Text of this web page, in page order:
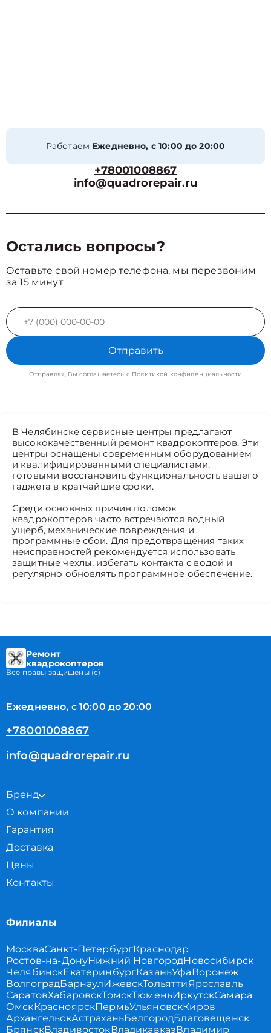
Работаем Ежедневно, с 10:00 до 20:00
+78001008867
info@quadrorepair.ru
Остались вопросы?
Оставьте свой номер телефона, мы перезвоним
за 15 минут
Отправить
Отправляя, Вы соглашаетесь с Политикой конфиденциальности
В Челябинске сервисные центры предлагают
высококачественный ремонт квадрокоптеров. Эти
центры оснащены современным оборудованием
и квалифицированными специалистами,
готовыми восстановить функциональность вашего
гаджета в кратчайшие сроки.
Среди основных причин поломок
квадрокоптеров часто встречаются водный
ущерб, механические повреждения и
программные сбои. Для предотвращения таких
неисправностей рекомендуется использовать
защитные чехлы, избегать контакта с водой и
регулярно обновлять программное обеспечение.
Ремонт
квадрокоптеров
Все правы защищены (с)
Ежедневно, с 10:00 до 20:00
+78001008867
info@quadrorepair.ru
Бренд
О компании
Гарантия
Доставка
Цены
Контакты
Филиалы
МоскваСанкт-ПетербургКраснодар
Ростов-на-ДонуНижний НовгородНовосибирск
ЧелябинскЕкатеринбургКазаньУфаВоронеж
ВолгоградБарнаулИжевскТольяттиЯрославль
СаратовХабаровскТомскТюменьИркутскСамара
ОмскКрасноярскПермьУльяновскКиров
АрхангельскАстраханьБелгородБлаговещенск
БрянскВладивостокВладикавказВладимир